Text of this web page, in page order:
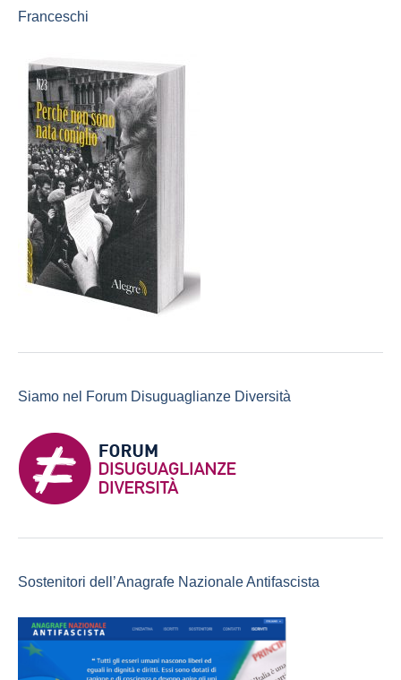
Franceschi
Siamo nel Forum Disuguaglianze Diversità
Sostenitori dell’Anagrafe Nazionale Antifascista